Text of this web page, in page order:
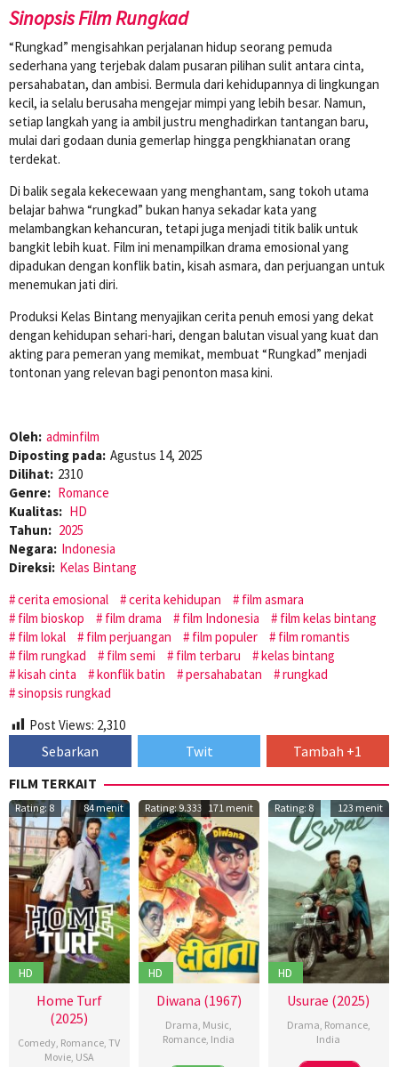
Sinopsis Film Rungkad
“Rungkad” mengisahkan perjalanan hidup seorang pemuda
sederhana yang terjebak dalam pusaran pilihan sulit antara cinta,
persahabatan, dan ambisi. Bermula dari kehidupannya di lingkungan
kecil, ia selalu berusaha mengejar mimpi yang lebih besar. Namun,
setiap langkah yang ia ambil justru menghadirkan tantangan baru,
mulai dari godaan dunia gemerlap hingga pengkhianatan orang
terdekat.
Di balik segala kekecewaan yang menghantam, sang tokoh utama
belajar bahwa “rungkad” bukan hanya sekadar kata yang
melambangkan kehancuran, tetapi juga menjadi titik balik untuk
bangkit lebih kuat. Film ini menampilkan drama emosional yang
dipadukan dengan konflik batin, kisah asmara, dan perjuangan untuk
menemukan jati diri.
Produksi Kelas Bintang menyajikan cerita penuh emosi yang dekat
dengan kehidupan sehari-hari, dengan balutan visual yang kuat dan
akting para pemeran yang memikat, membuat “Rungkad” menjadi
tontonan yang relevan bagi penonton masa kini.
Oleh: adminfilm
Diposting pada: Agustus 14, 2025
Dilihat: 2310
Genre: Romance
Kualitas: HD
Tahun: 2025
Negara: Indonesia
Direksi: Kelas Bintang
cerita emosional
cerita kehidupan
film asmara
film bioskop
film drama film Indonesia
film kelas bintang
film lokal
film perjuangan film populer
film romantis
film rungkad
film semi film terbaru
kelas bintang
kisah cinta
konflik batin persahabatan
rungkad
sinopsis rungkad
Post Views: 2,310
Sebarkan Twit
Tambah +1
FILM TERKAIT
Rating: 8 84 menit
HD
Home Turf
(2025)
Comedy, Romance,TV
Movie, USA
Rating: 9.333 171 menit
HD
Diwana (1967)
Drama, Music,
Romance, India
Rating: 8 123 menit
HD
Usurae (2025)
Drama, Romance,
India